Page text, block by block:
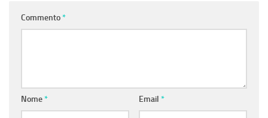
Commento*
Nome* Email *